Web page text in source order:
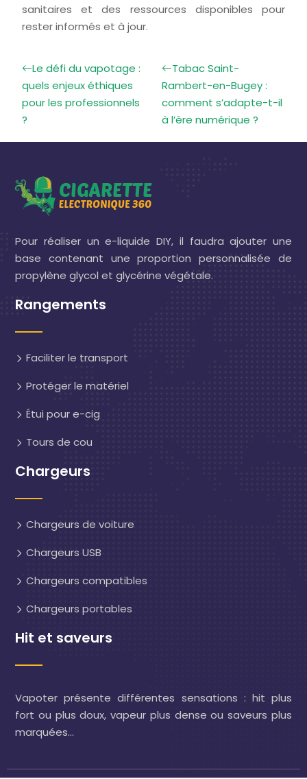
sanitaires et des ressources disponibles pour
rester informés et à jour.
Le défi du vapotage :
quels enjeux éthiques
pour les professionnels
?
Tabac Saint-
Rambert-en-Bugey :
comment s’adapte-t-il
à l’ère numérique ?
Pour réaliser un e-liquide DIY, il faudra ajouter une
base contenant une proportion personnalisée de
propylène glycol et glycérine végétale.
Rangements
Faciliter le transport
Protéger le matériel
Étui pour e-cig
Tours de cou
Chargeurs
Chargeurs de voiture
Chargeurs USB
Chargeurs compatibles
Chargeurs portables
Hit et saveurs
Vapoter présente différentes sensations : hit plus
fort ou plus doux, vapeur plus dense ou saveurs plus
marquées…